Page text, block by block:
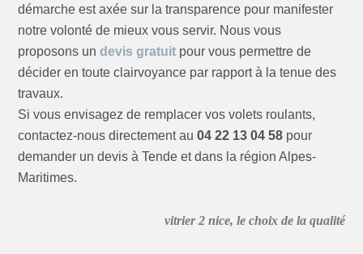
démarche est axée sur la transparence pour manifester
notre volonté de mieux vous servir. Nous vous
proposons undevis gratuit pour vous permettre de
décider en toute clairvoyance par rapport à la tenue des
travaux.
Si vous envisagez de remplacer vos volets roulants,
contactez-nous directement au04 22 13 04 58 pour
demander un devis à Tende et dans la région Alpes-
Maritimes.
vitrier 2 nice, le choix de la qualité